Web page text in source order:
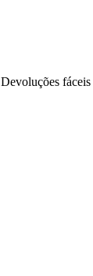
Devoluções fáceis